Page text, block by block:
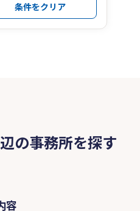
条件をクリア
の事務所を探す
容